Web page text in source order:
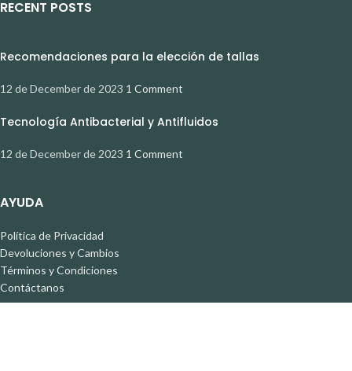
RECENT POSTS
Recomendaciones para la elección de tallas
12 de December de 2023 1 Comment
Tecnología Antibacterial y Antifluidos
12 de December de 2023 1 Comment
AYUDA
Política de Privacidad
Devoluciones y Cambios
Términos y Condiciones
Contáctanos